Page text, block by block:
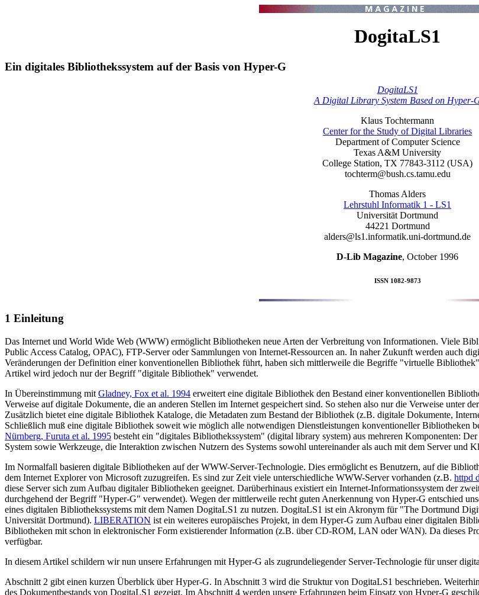
DogitaLS1
Ein digitales Bibliothekssystem auf der Basis von Hyper-G
DogitaLS1
A Digital Library System Based on Hyper-
Klaus Tochtermann
Center for the Study of Digital Libraries
Department of Computer Science
Texas A&M University
College Station, TX 77843-3112 (USA)
tochterm@bush.cs.tamu.edu
Thomas Alders
Lehrstuhl Informatik 1 - LS1
Universität Dortmund
44221 Dortmund
alders@ls1.informatik.uni-dortmund.de
D-Lib Magazine, October 1996
ISSN 1082-9873
1 Einleitung
Das Internet und World Wide Web (WWW) ermöglicht Bibliotheken neue Arten der Verbreitung von Informationen. Viele
Public Access Catalog, OPAC), FTP-Server oder Sammlungen von Internet-Ressourcen an. In naher Zukunft werden auch
Veränderungen der Definition einer konventionellen Bibliothek führt, haben sich mittlerweile die Begriffe "virtuelle
Artikel wird jedoch nur der Begriff "digitale Bibliothek" verwendet.
In Übereinstimmung mit Gladney, Fox et al. 1994 erweitert eine digitale Bibliothek den Bestand einer konventionellen
Verweise auf digitale Dokumente, die an anderen Stellen im Internet gespeichert sind. So stehen also nur die Verweise
Zusätzlich bietet eine digitale Bibliothek Kataloge, die Metadaten zum Bestand der Bibliothek (z.B. digitale Dokumente,
Schließlich muß eine digitale Bibliothek soweit wie möglich alle notwendigen Dienstleistungen konventioneller Bibliotheken
Nürnberg, Furuta et al. 1995 besteht ein "digitales Bibliothekssystem" (digital library system) aus mehreren Komponenten:
System sowie Werkzeuge, die Interaktion zwischen Nutzern des Systems sowohl untereinander als auch mit dem Server und
Im Normalfall basieren digitale Bibliotheken auf der WWW-Server-Technologie. Dies ermöglicht es Benutzern, auf die
dem Internet Explorer von Microsoft zuzugreifen. Es sind zur Zeit viele unterschiedliche WWW-Server vorhanden (z.B. httpd
diese Server sich zum Aufbau digitaler Bibliotheken geeignet. Darüberhinaus existiert ein Internet-Informationssystem der
durchgehend der Begriff "Hyper-G" verwendet). Wegen der mittlerweile recht guten Anerkennung von Hyper-G entschied
eines digitalen Bibliothekssystems mit dem Namen DogitaLS1 zu nutzen. DogitaLS1 ist ein Akronym für "The Dortmund
Universität Dortmund). LIBERATION ist ein weiteres europäisches Projekt, in dem Hyper-G zum Aufbau einer digitalen
Bibliotheken mit schon in elektronischer Form existierender Information (z.B. über CD-ROM, LAN oder WAN). Da dieses
verfügbar.
In diesem Artikel schildern wir nun unsere Erfahrungen mit Hyper-G als zugrundeliegender Server-Technologie für unser
Abschnitt 2 gibt einen kurzen Überblick über Hyper-G. In Abschnitt 3 wird die Struktur von DogitaLS1 beschrieben.
des Dokumentbestands von DogitaLS1 gezeigt. Im Abschnitt 4 werden unsere Erfahrungen beim Einsatz von Hyper-G